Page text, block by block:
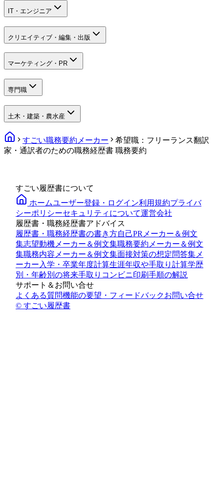
IT・エンジニア
クリエイティブ・編集・出版
マーケティング・PR
専門職
土木・建築・農水産
すごい職務要約メーカー
希望職：フリーランス翻訳
家・通訳者のための職務経歴書 職務要約
すごい履歴書について
ホームユーザー登録・ログイン利用規約プライバ
シーポリシーセキュリティについて運営会社
履歴書・職務経歴書アドバイス
履歴書・職務経歴書の書き方自己PRメーカー＆例文
集志望動機メーカー＆例文集職務要約メーカー＆例文
集職務内容メーカー＆例文集面接対策の想定問答集メ
ーカー入学・卒業年度計算生涯年収や手取り計算学歴
別・年齢別の将来手取り コンビニ印刷手順の解説
サポート＆お問い合せ
よくある質問機能の要望・フィードバックお問い合せ
© すごい履歴書